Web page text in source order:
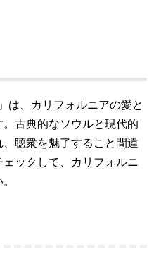
は、カリフォルニアの愛と
古典的なソウルと現代的
聴衆を魅了すること間違
ックして、カリフォルニ